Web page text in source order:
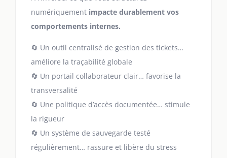
numériquement impacte durablement vos
comportements internes.
🔄 Un outil centralisé de gestion des tickets…
améliore la traçabilité globale
🔄 Un portail collaborateur clair… favorise la
transversalité
🔄 Une politique d’accès documentée… stimule
la rigueur
🔄 Un système de sauvegarde testé
régulièrement… rassure et libère du stress